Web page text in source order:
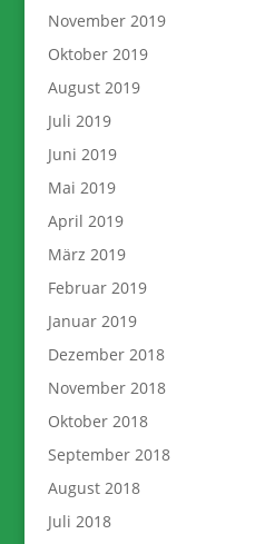
November 2019
Oktober 2019
August 2019
Juli 2019
Juni 2019
Mai 2019
April 2019
März 2019
Februar 2019
Januar 2019
Dezember 2018
November 2018
Oktober 2018
September 2018
August 2018
Juli 2018